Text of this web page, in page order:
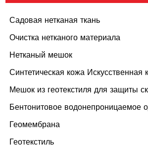
Садовая нетканая ткань
Очистка нетканого материала
Нетканый мешок
Синтетическая кожа Искусственная
Мешок из геотекстиля для защиты
Бентонитовое водонепроницаемое
Геомембрана
Геотекстиль